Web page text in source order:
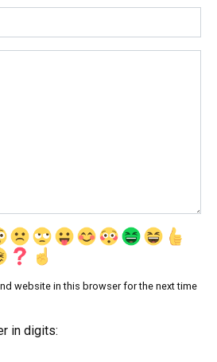
website in this browser for the next time
in digits: